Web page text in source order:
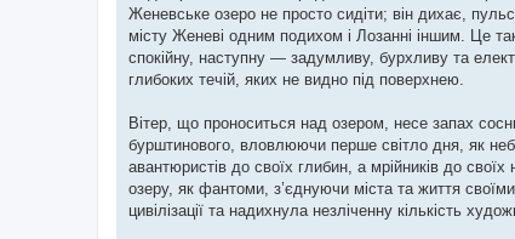
Женевське озеро не просто сидіти; він дихає,
місту Женеві одним подихом і Лозанні іншим. Це
спокійну, наступну — задумливу, бурхливу та
глибоких течій, яких не видно під поверхнею.
Вітер, що проноситься над озером, несе запах
бурштинового, вловлюючи перше світло дня, як
авантюристів до своїх глибин, а мрійників до
озеру, як фантоми, з’єднуючи міста та життя
цивілізації та надихнула незліченну кількість